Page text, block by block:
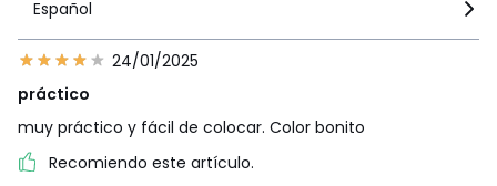
Español
24/01/2025
práctico
muy práctico y fácil de colocar. Color bonito
Recomiendo este artículo.